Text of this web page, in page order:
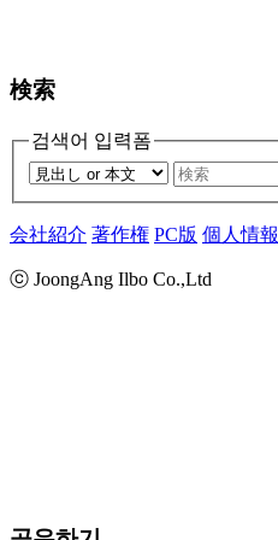
検索
검색어 입력폼
会社紹介 著作権 PC版 個人情報
ⓒ JoongAng Ilbo Co.,Ltd